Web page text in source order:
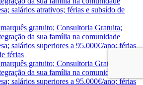
salários atrativos; férias e subsído de
gratuito; Consultoria Gratuita;
da sua família na comunidade
salários superiores a 95.000€/ano; férias
férias
gratuito; Consultoria Gratuita;
da sua família na comunidade
salários superiores a 95.000€/ano; férias